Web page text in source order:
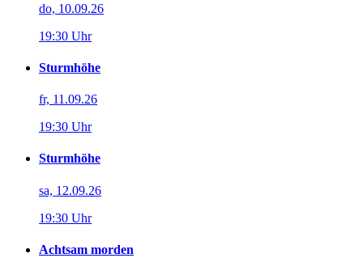
do, 10.09.26
19:30 Uhr
Sturmhöhe
fr, 11.09.26
19:30 Uhr
Sturmhöhe
sa, 12.09.26
19:30 Uhr
Achtsam morden